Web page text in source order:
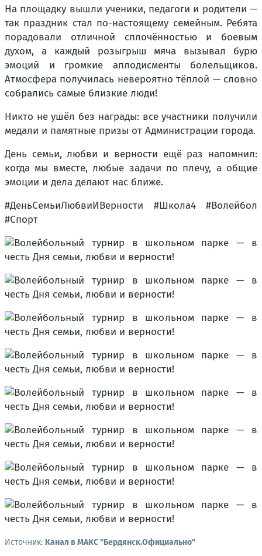
На площадку вышли ученики, педагоги и родители —
так праздник стал по-настоящему семейным. Ребята
порадовали отличной сплочённостью и боевым
духом, а каждый розыгрыш мяча вызывал бурю
эмоций и громкие аплодисменты болельщиков.
Атмосфера получилась невероятно тёплой — словно
собрались самые близкие люди!
Никто не ушёл без награды: все участники получили
медали и памятные призы от Администрации города.
День семьи, любви и верности ещё раз напомнил:
когда мы вместе, любые задачи по плечу, а общие
эмоции и дела делают нас ближе.
#ДеньСемьиЛюбвиИВерности #Школа4 #Волейбол
#Спорт
Источник: Канал в МАКС "Бердянск.Официально"